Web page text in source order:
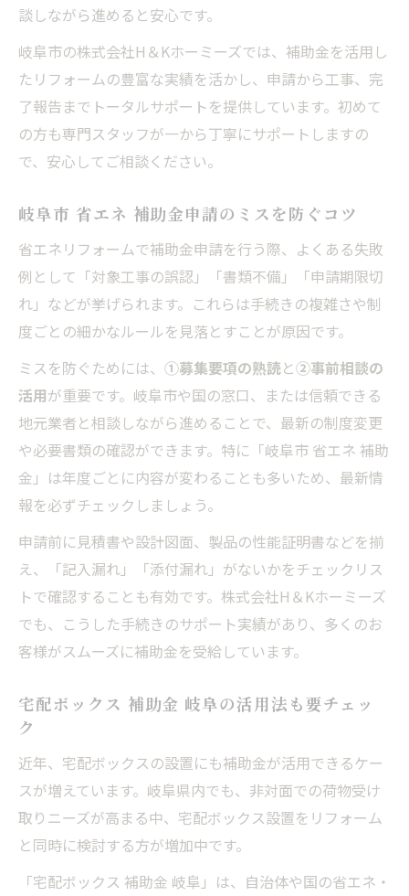
談しながら進めると安心です。
岐阜市の株式会社H＆Kホーミーズでは、補助金を活用し
たリフォームの豊富な実績を活かし、申請から工事、完
了報告までトータルサポートを提供しています。初めて
の方も専門スタッフが一から丁寧にサポートしますの
で、安心してご相談ください。
岐阜市 省エネ 補助金申請のミスを防ぐコツ
省エネリフォームで補助金申請を行う際、よくある失敗
例として「対象工事の誤認」「書類不備」「申請期限切
れ」などが挙げられます。これらは手続きの複雑さや制
度ごとの細かなルールを見落とすことが原因です。
ミスを防ぐためには、 ①募集要項の熟読と②事前相談の
活用が重要です。岐阜市や国の窓口、または信頼できる
地元業者と相談しながら進めることで、最新の制度変更
や必要書類の確認ができます。特に「岐阜市 省エネ 補助
金」は年度ごとに内容が変わることも多いため、最新情
報を必ずチェックしましょう。
申請前に見積書や設計図面、製品の性能証明書などを揃
え、「記入漏れ」「添付漏れ」がないかをチェックリス
トで確認することも有効です。株式会社H＆Kホーミーズ
でも、こうした手続きのサポート実績があり、多くのお
客様がスムーズに補助金を受給しています。
宅配ボックス 補助金 岐阜の活用法も要チェッ
ク
近年、宅配ボックスの設置にも補助金が活用できるケー
スが増えています。岐阜県内でも、非対面での荷物受け
取りニーズが高まる中、宅配ボックス設置をリフォーム
と同時に検討する方が増加中です。
「宅配ボックス 補助金 岐阜」は、自治体や国の省エネ・